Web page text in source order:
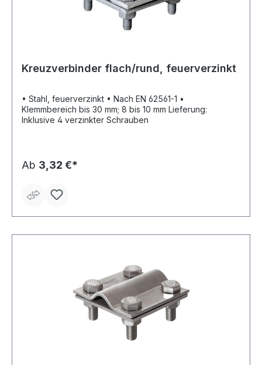
Kreuzverbinder flach/rund, feuerverzinkt
• Stahl, feuerverzinkt • Nach EN 62561-1 •
Klemmbereich bis 30 mm; 8 bis 10 mm Lieferung:
Inklusive 4 verzinkter Schrauben
Ab 3,32 €*